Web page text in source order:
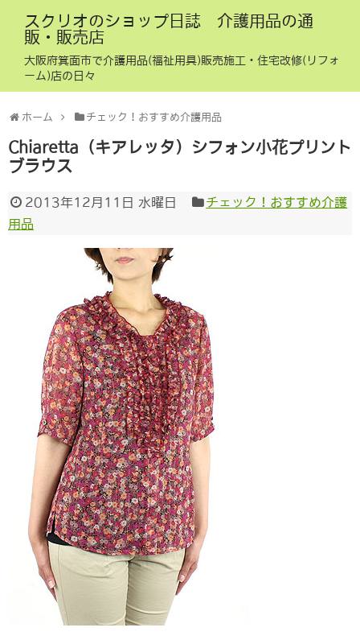
スクリオのショップ日誌 介護用品の通
販・販売店
大阪府箕面市で介護用品(福祉用具)販売施工・住宅改修(リフォ
ーム)店の日々
ホーム チェック！おすすめ介護用品
Chiaretta（キアレッタ）シフォン小花プリント
ブラウス
2013年12月11日 水曜日
チェック！おすすめ介護
用品